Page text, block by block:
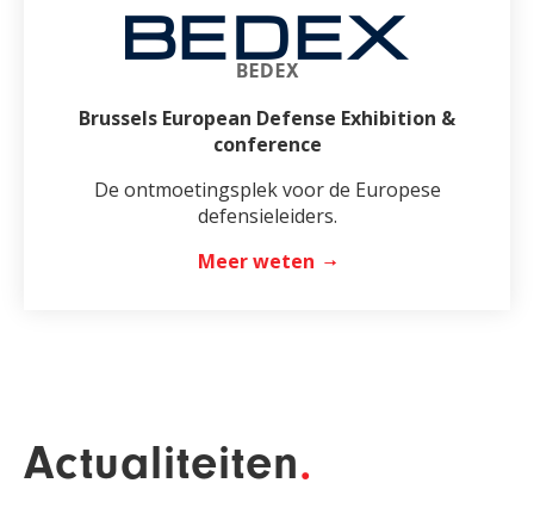
BEDEX
Brussels European Defense Exhibition &
conference
De ontmoetingsplek voor de Europese
defensieleiders.
Meer weten
Actualiteiten